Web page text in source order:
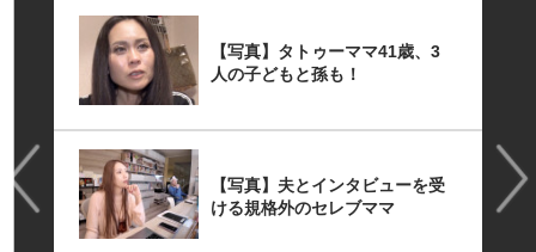
【写真】タトゥーママ41歳、3
人の子どもと孫も！
【写真】夫とインタビューを受
ける規格外のセレブママ